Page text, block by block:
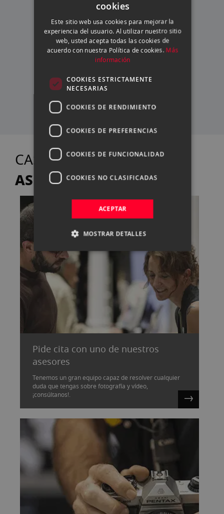
ASESORAMIENTO
PERSONALIZADO
SERVICIO TÉCNICO
CASANOVA FOTOTE
ASESORA
Pide cita con uno de nuestros
asesores
Tenemos un gran equipo capaz de resolver cualquier
duda que tengas sobre fotografía y vídeo,
¡consúltanos!.
ENGLISH
CATALAN
cookies
Este sitio web usa cookies para mejorar la
experiencia del usuario. Al utilizar nuestro sitio
web, usted acepta todas las cookies de
acuerdo con nuestra Política de cookies. Más
información
COOKIES ESTRICTAMENTE
NECESARIAS
COOKIES DE RENDIMIENTO
COOKIES DE PREFERENCIAS
COOKIES DE FUNCIONALIDAD
COOKIES NO CLASIFICADAS
ACEPTAR
MOSTRAR DETALLES